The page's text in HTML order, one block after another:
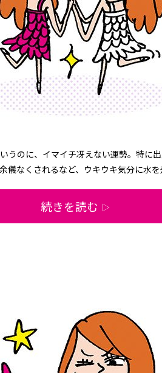
うのに、イマイチ冴えない運勢。特に
儀なくされるなど、ウキウキ気分に水を
続きを読む ▷